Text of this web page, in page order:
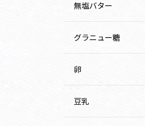
無塩バター
グラニュー糖
卵
豆乳